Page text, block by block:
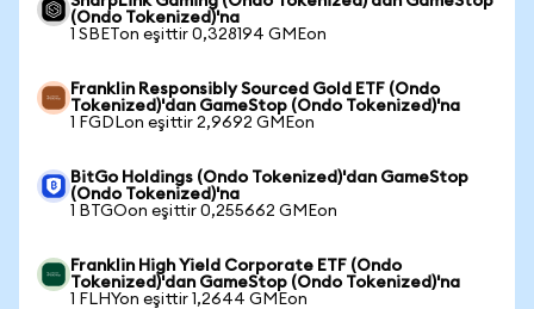
(Ondo Tokenized)'na
1 SBETon eşittir 0,328194 GMEon
Franklin Responsibly Sourced Gold ETF (Ondo
Tokenized)'dan GameStop (Ondo Tokenized)'na
1 FGDLon eşittir 2,9692 GMEon
BitGo Holdings (Ondo Tokenized)'dan GameStop
(Ondo Tokenized)'na
1 BTGOon eşittir 0,255662 GMEon
Franklin High Yield Corporate ETF (Ondo
Tokenized)'dan GameStop (Ondo Tokenized)'na
1 FLHYon eşittir 1,2644 GMEon